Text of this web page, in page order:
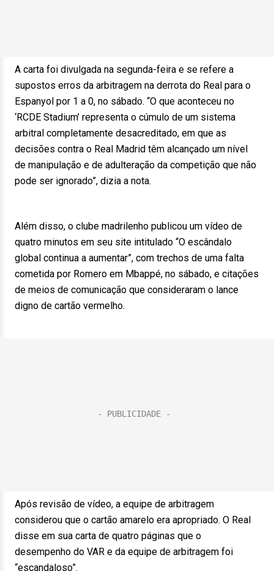
A carta foi divulgada na segunda-feira e se refere a
supostos erros da arbitragem na derrota do Real para o
Espanyol por 1 a 0, no sábado. “O que aconteceu no
‘RCDE Stadium’ representa o cúmulo de um sistema
arbitral completamente desacreditado, em que as
decisões contra o Real Madrid têm alcançado um nível
de manipulação e de adulteração da competição que não
pode ser ignorado”, dizia a nota.
Além disso, o clube madrilenho publicou um vídeo de
quatro minutos em seu site intitulado “O escândalo
global continua a aumentar”, com trechos de uma falta
cometida por Romero em Mbappé, no sábado, e citações
de meios de comunicação que consideraram o lance
digno de cartão vermelho.
Após revisão de vídeo, a equipe de arbitragem
considerou que o cartão amarelo era apropriado. O Real
disse em sua carta de quatro páginas que o
desempenho do VAR e da equipe de arbitragem foi
“escandaloso”.